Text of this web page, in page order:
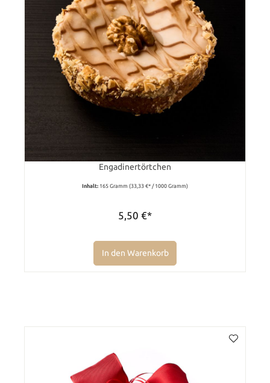
Engadinertörtchen
Inhalt: 165 Gramm (33,33 €* / 1000 Gramm)
5,50 €*
In den Warenkorb